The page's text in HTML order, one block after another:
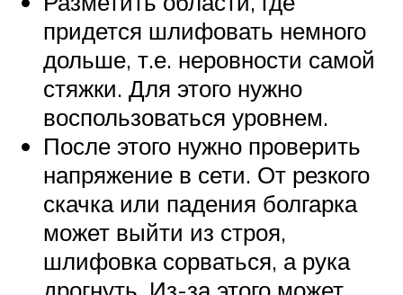
придется шлифовать немного
дольше, т.е. неровности самой
стяжки. Для этого нужно
воспользоваться уровнем.
После этого нужно проверить
напряжение в сети. От резкого
скачка или падения болгарка
может выйти из строя,
шлифовка сорваться, а рука